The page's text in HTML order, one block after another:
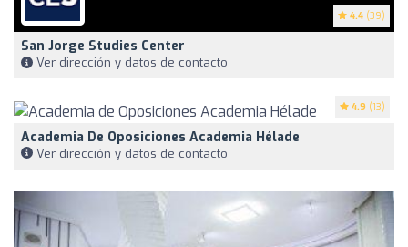
4.4 (39)
San Jorge Studies Center
Ver dirección y datos de contacto
4.9 (13)
Academia De Oposiciones Academia Hélade
Ver dirección y datos de contacto